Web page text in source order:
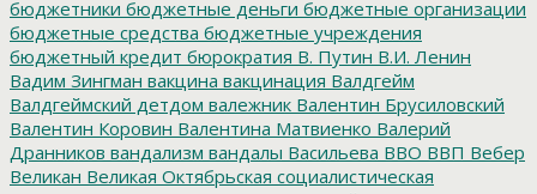
бюджетники бюджетные деньги бюджетные организации
бюджетные средства бюджетные учреждения
бюджетный кредит бюрократия В. Путин В.И. Ленин
Вадим Зингман вакцина вакцинация Валдгейм
Валдгеймский детдом валежник Валентин Брусиловский
Валентин Коровин Валентина Матвиенко Валерий
Дранников вандализм вандалы Васильева ВВО ВВП Вебер
Великан Великая Октябрьская социалистическая